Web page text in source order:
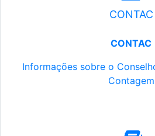
CONTAC
CONTAC
Informações sobre o
Contagem